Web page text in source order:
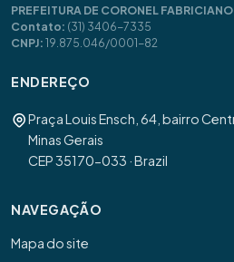
PREFEITURA DE CORONEL
Contato: (31) 3406-7335
CNPJ:19.875.046/0001-82
ENDEREÇO
Praça Louis Ensch, 64, bairro
Minas Gerais
CEP 35170-033 · Brazil
NAVEGAÇÃO
Mapa do site